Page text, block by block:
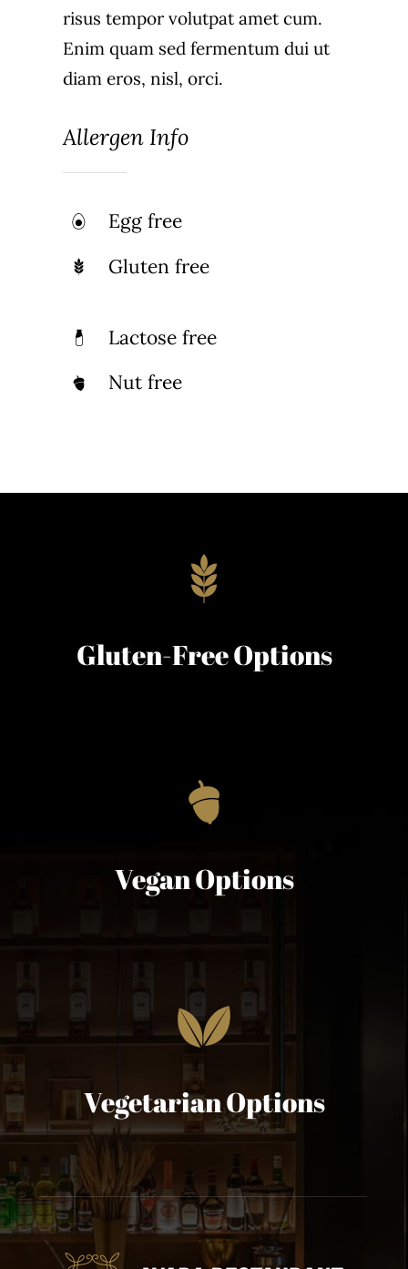
risus tempor volutpat amet cum.
Enim quam sed fermentum dui ut
diam eros, nisl, orci.
Allergen Info
Egg free
Gluten free
Lactose free
Nut free
Gluten-Free Options
Vegan Options
Vegetarian Options